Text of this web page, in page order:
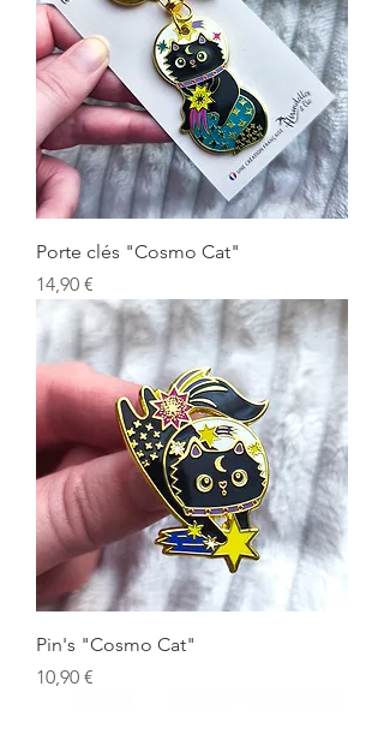
Porte clés "Cosmo Cat"
Prix
14,90 €
Pin's "Cosmo Cat"
Prix
10,90 €